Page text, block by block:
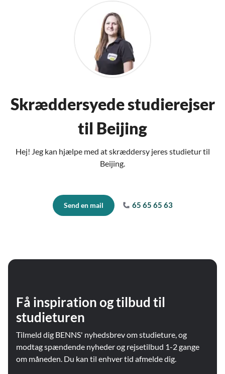
Skræddersyede studierejser
til Beijing
Hej! Jeg kan hjælpe med at skræddersy jeres studietur til
Beijing.
Send en mail 65 65 65 63
Få inspiration og tilbud til
studieturen
Tilmeld dig BENNS' nyhedsbrev om studieture, og
modtag spændende nyheder og rejsetilbud 1-2 gange
om måneden. Du kan til enhver tid afmelde dig.